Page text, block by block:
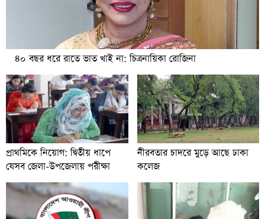
৪০ বছর ধরে রাতে ভাত খাই না: চিত্রনায়িকা রোজিনা
প্রাথমিকে নিয়োগ: দ্বিতীয় ধাপে
যেসব জেলা-উপজেলায় পরীক্ষা
নীরবতার চাদরে মুড়ে আছে ঢাকা
কলেজ